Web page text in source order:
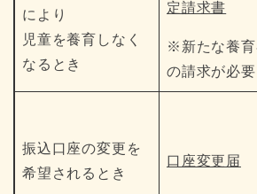
により
児童を養育しなく
なるとき
定請求書
※新たな養
の請求が必要
振込口座の変更を
希望されるとき
口座変更届